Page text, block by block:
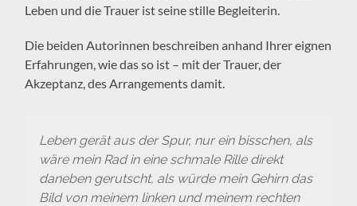
Leben und die Trauer ist seine stille Begleiterin.
Die beiden Autorinnen beschreiben anhand Ihrer eignen
Erfahrungen, wie das so ist – mit der Trauer, der
Akzeptanz, des Arrangements damit.
Leben gerät aus der Spur, nur ein bisschen, als
wäre mein Rad in eine schmale Rille direkt
daneben gerutscht, als würde mein Gehirn das
Bild von meinem linken und meinem rechten